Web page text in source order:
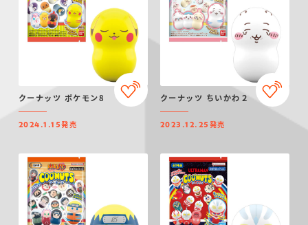
クーナッツ ポケモン8
2024.1.15発売
クーナッツ ちいかわ２
2023.12.25 発売